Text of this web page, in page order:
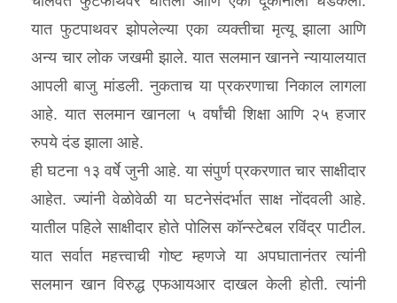
यात फुटपाथवर झोपलेल्या एका व्यक्तीचा मृत्यू झाला आणि
अन्य चार लोक जखमी झाले. यात सलमान खानने न्यायालयात
आपली बाजु मांडली. नुकताच या प्रकरणाचा निकाल लागला
आहे. यात सलमान खानला ५ वर्षांची शिक्षा आणि २५ हजार
रुपये दंड झाला आहे.
ही घटना १३ वर्षे जुनी आहे. या संपुर्ण प्रकरणात चार साक्षीदार
आहेत. ज्यांनी वेळोवेळी या घटनेसंदर्भात साक्ष नोंदवली आहे.
यातील पहिले साक्षीदार होते पोलिस कॉन्स्टेबल रविंद्र पाटील.
यात सर्वात महत्त्वाची गोष्ट म्हणजे या अपघातानंतर त्यांनी
सलमान खान विरुद्ध एफआयआर दाखल केली होती. त्यांनी